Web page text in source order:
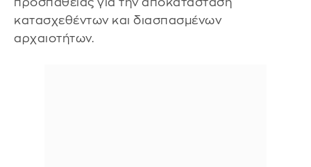
προσπάθειας για την αποκατάσταση
κατασχεθέντων και διασπασμένων
αρχαιοτήτων.